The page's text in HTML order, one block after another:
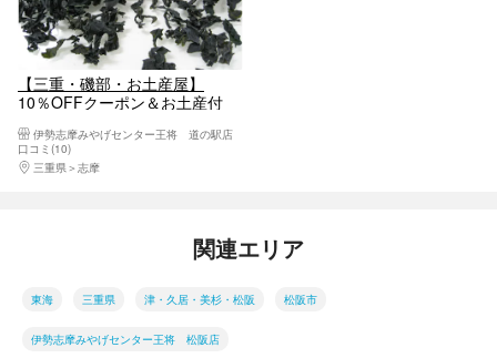
【三重・磯部・お土産屋】
10％OFFクーポン＆お土産付
伊勢志摩みやげセンター王将 道の駅店
口コミ(10)
三重県
志摩
関連エリア
東海 三重県 津・久居・美杉・松阪 松阪市
伊勢志摩みやげセンター王将 松阪店